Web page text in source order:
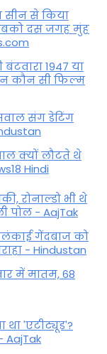
सीन से किया
दस जगह मुंह
1947 या
कौन सी फिल्म
संग डेटिंग
क्यों लौटते थे
Hindi
रोनाल्डो भी थे
पोल - AajTak
गेंदबाज को
- Hindustan
में मातम, 68
'एटीट्यूड'?